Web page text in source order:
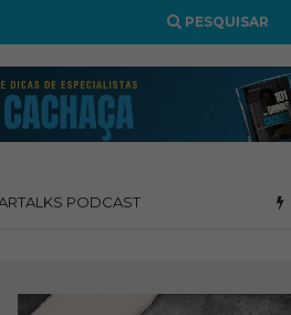
PESQUISAR
PODCAST